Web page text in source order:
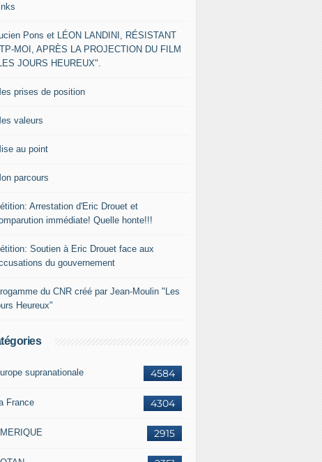
Pons et LÉON LANDINI, RÉSISTANT
MOI, APRÈS LA PROJECTION DU FILM
JOURS HEUREUX".
prises de position
valeurs
au point
parcours
Arrestation d'Eric Drouet et
immédiate! Quelle honte!!!
Soutien à Eric Drouet face aux
du gouvernement
du CNR créé par Jean-Moulin "Les
Heureux"
4584
supranationale
4304
France
2915